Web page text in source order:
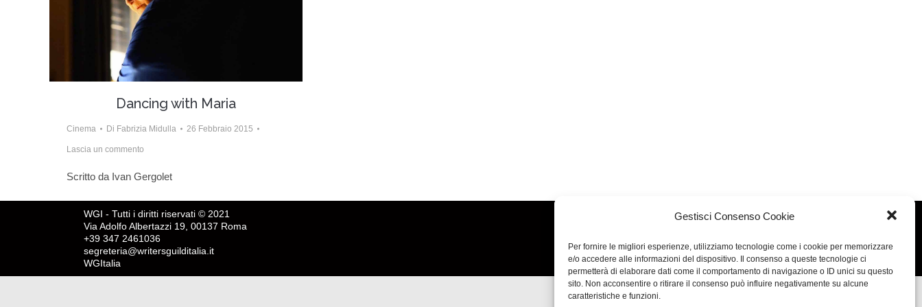
Gestisci Consenso Cookie
Per fornire le migliori esperienze, utilizziamo tecnologie come i cookie per memorizzare
e/o accedere alle informazioni del dispositivo. Il consenso a queste tecnologie ci
permetterà di elaborare dati come il comportamento di navigazione o ID unici su questo
sito. Non acconsentire o ritirare il consenso può influire negativamente su alcune
caratteristiche e funzioni.
Dancing with Maria
Cinema Di Fabrizia Midulla 26 Febbraio 2015
Lascia un commento
Scritto da Ivan Gergolet
WGI - Tutti i diritti riservati © 2021
Via Adolfo Albertazzi 19, 00137 Roma
+39 347 2461036
segreteria@writersguilditalia.it
WGItalia
Cookie & Privacy Policy